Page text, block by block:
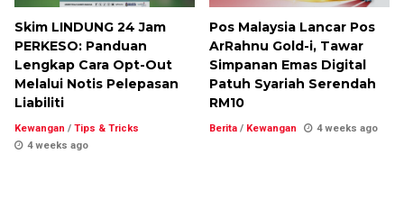
Skim LINDUNG 24 Jam
PERKESO: Panduan
Lengkap Cara Opt-Out
Melalui Notis Pelepasan
Liabiliti
Kewangan / Tips & Tricks
4 weeks ago
Pos Malaysia Lancar Pos
ArRahnu Gold-i, Tawar
Simpanan Emas Digital
Patuh Syariah Serendah
RM10
Berita / Kewangan 4 weeks ago